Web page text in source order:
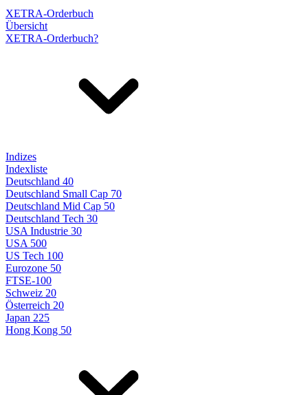
XETRA-Orderbuch
Übersicht
XETRA-Orderbuch?
Indizes
Indexliste
Deutschland 40
Deutschland Small Cap 70
Deutschland Mid Cap 50
Deutschland Tech 30
USA Industrie 30
USA 500
US Tech 100
Eurozone 50
FTSE-100
Schweiz 20
Österreich 20
Japan 225
Hong Kong 50